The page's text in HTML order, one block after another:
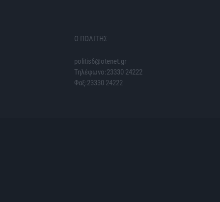
Ο ΠΟΛΙΤΗΣ
politis6@otenet.gr
Τηλέφωνο:23330 24222
Φαξ:23330 24222